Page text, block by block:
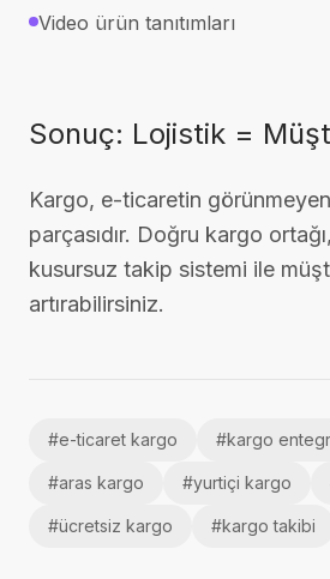
Video ürün tanıtımları
Sonuç: Lojistik =
Kargo, e-ticaretin
parçasıdır. Doğru kargo
kusursuz takip sistemi ile
artırabilirsiniz.
#e-ticaret kargo #kargo
#aras kargo #yurtiçi kargo
#ücretsiz kargo #kargo takibi